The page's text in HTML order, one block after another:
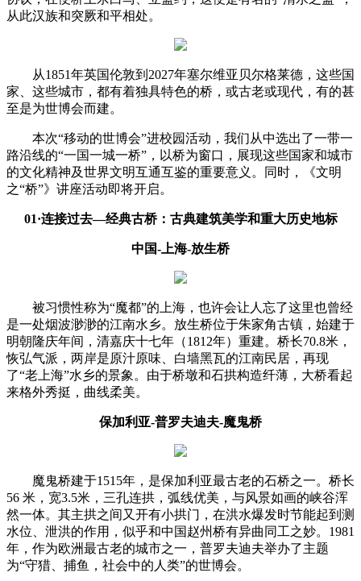
从此汉族和突厥和平相处。
从1851年英国伦敦到2027年塞尔维亚贝尔格莱德，这些国
家、这些城市，都有着独具特色的桥，或古老或现代，有的甚
至是为世博会而建。
本次“移动的世博会”进校园活动，我们从中选出了一带一
路沿线的“一国一城一桥”，以桥为窗口，展现这些国家和城市
的文化精神及世界文明互通互鉴的重要意义。同时，《文明
之“桥”》讲座活动即将开启。
01·连接过去—经典古桥：古典建筑美学和重大历史地标
中国-上海-放生桥
被习惯性称为“魔都”的上海，也许会让人忘了这里也曾经
是一处烟波渺渺的江南水乡。放生桥位于朱家角古镇，始建于
明朝隆庆年间，清嘉庆十七年（1812年）重建。桥长70.8米，
恢弘气派，两岸是原汁原味、白墙黑瓦的江南民居，再现
了“老上海”水乡的景象。由于桥墩和石拱构造纤薄，大桥看起
来格外秀挺，曲线柔美。
保加利亚-普罗夫迪夫-魔鬼桥
魔鬼桥建于1515年，是保加利亚最古老的石桥之一。桥长
56 米，宽3.5米，三孔连拱，弧线优美，与风景如画的峡谷浑
然一体。其主拱之间又开有小拱门，在洪水爆发时节能起到测
水位、泄洪的作用，似乎和中国赵州桥有异曲同工之妙。1981
年，作为欧洲最古老的城市之一，普罗夫迪夫举办了主题
为“守猎、捕鱼，社会中的人类”的世博会。